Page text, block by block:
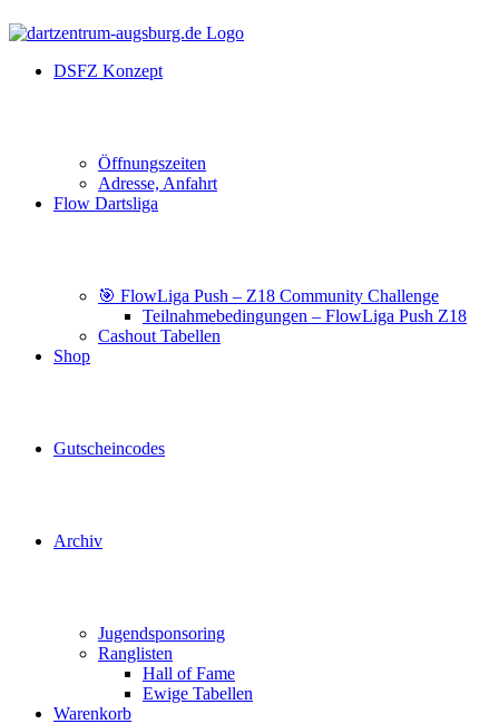
DSFZ Konzept
Öffnungszeiten
Adresse, Anfahrt
Flow Dartsliga
🎯 FlowLiga Push – Z18 Community Challenge
Teilnahmebedingungen – FlowLiga Push Z18
Cashout Tabellen
Shop
Gutscheincodes
Archiv
Jugendsponsoring
Ranglisten
Hall of Fame
Ewige Tabellen
Warenkorb